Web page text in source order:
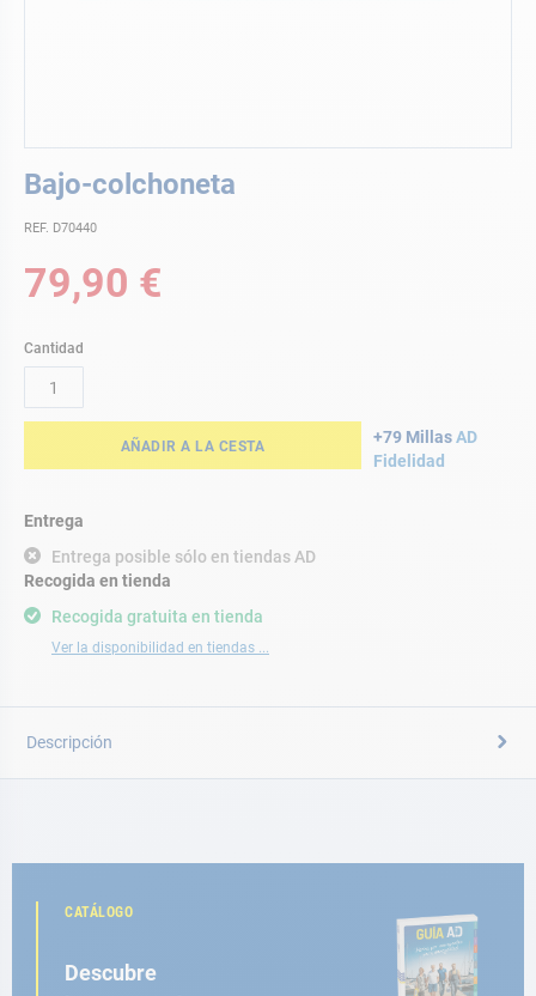
Bajo-colchoneta
REF. D70440
79,90 €
Cantidad
AÑADIR A LA CESTA +79 MillasAD
Fidelidad
Entrega
Entrega posible sólo en tiendas AD
Recogida gratuita en tienda
Ver la disponibilidad en tiendas ...
Recogida en tienda
al
de
galería
de
Descripción
CATÁLOGO
Descubre